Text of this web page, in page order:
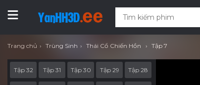
Trang chủ Trùng Sinh Thái Cổ Chiến Hồn Tập 7
Tập 32 Tập 31 Tập 30 Tập 29 Tập 28